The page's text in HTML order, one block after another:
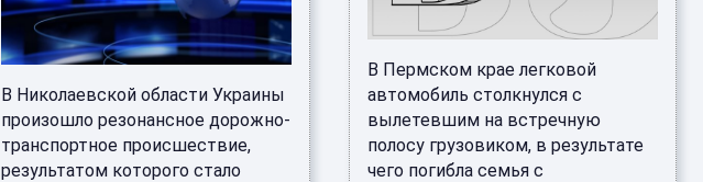
В Николаевской области Украины
произошло резонансное дорожно-
транспортное происшествие,
результатом которого стало
В Пермском крае легковой
автомобиль столкнулся с
вылетевшим на встречную
полосу грузовиком, в результате
чего погибла семья с